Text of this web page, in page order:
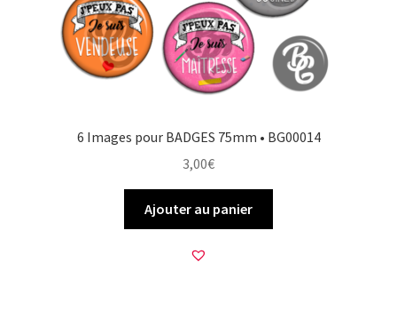
6 Images pour BADGES 75mm • BG00014
3,00€
Ajouter au panier